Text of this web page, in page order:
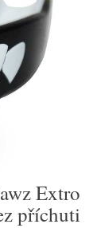
Extro
příchuti